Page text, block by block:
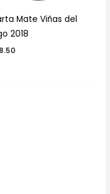
Mate Viñas del
2018